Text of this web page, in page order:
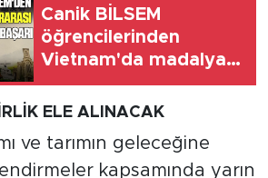
Canik BİLSEM
öğrencilerinden
Vietnam'da madalya
başarısı
ELE ALINACAK
ve tarımın geleceğine
kapsamında yarın